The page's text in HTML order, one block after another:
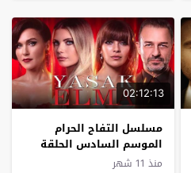
02:12:13
مسلسل التفاح الحرام
الموسم السادس الحلقة
30
منذ 11 شهر